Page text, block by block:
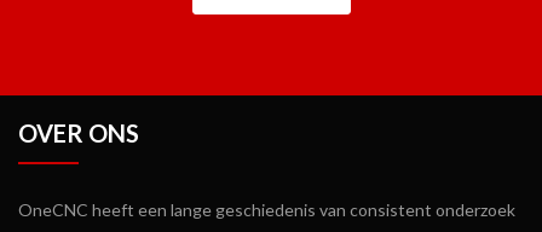
OVER ONS
OneCNC heeft een lange geschiedenis van consistent onderzoek